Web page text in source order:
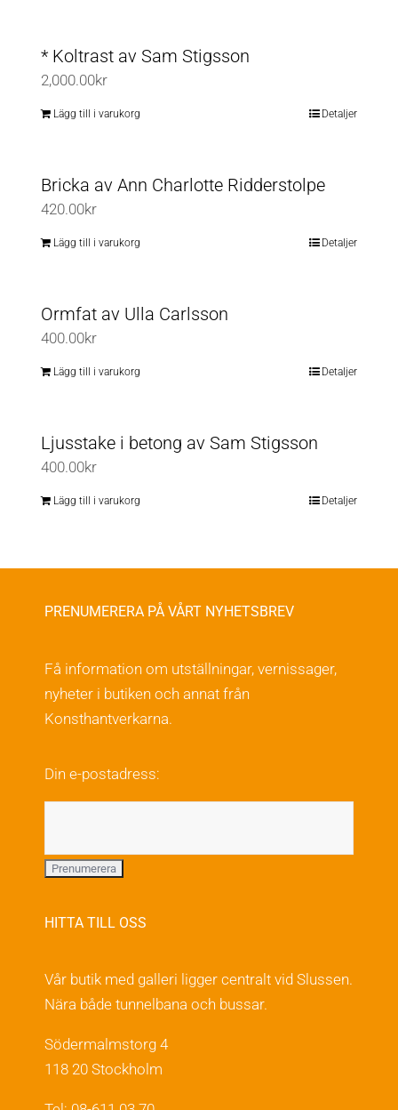
alternativen
väljas
* Koltrast av Sam Stigsson
2,000.00kr
Lägg till i varukorg Detaljer
Bricka av Ann Charlotte Ridderstolpe
420.00kr
Lägg till i varukorg Detaljer
Ormfat av Ulla Carlsson
400.00kr
Lägg till i varukorg Detaljer
Ljusstake i betong av Sam Stigsson
400.00kr
Lägg till i varukorg Detaljer
PRENUMERERA PÅ VÅRT NYHETSBREV
Få information om utställningar, vernissager,
nyheter i butiken och annat från
Konsthantverkarna.
Din e-postadress:
HITTA TILL OSS
Vår butik med galleri ligger centralt vid Slussen.
Nära både tunnelbana och bussar.
Södermalmstorg 4
118 20 Stockholm